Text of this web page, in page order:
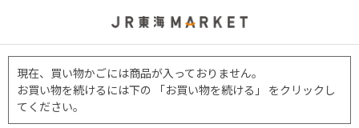
現在、買い物かごには商品が入っておりません。
お買い物を続けるには下の 「お買い物を続ける」 をクリックし
てください。